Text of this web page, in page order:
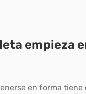
empieza
en forma tiene